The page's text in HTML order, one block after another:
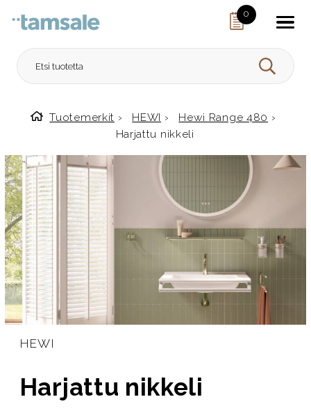
0
HAE
Etusivulle
Tuotemerkit › HEWI › Hewi Range 480 ›
Harjattu nikkeli
HEWI
Harjattu nikkeli